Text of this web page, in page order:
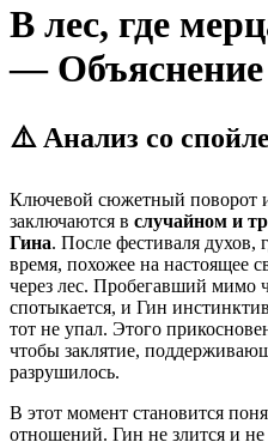
В лес, где
— Объяснение
⚠️ Анализ со
Ключевой сюжетный поворот
заключаются в случайном и
Гина. После фестиваля духов,
время, похожее на настоящее
через лес. Пробегавший мимо
спотыкается, и Гин
тот не упал. Этого
чтобы заклятие,
разрушилось.
В этот момент становится
отношений. Гин не злится и